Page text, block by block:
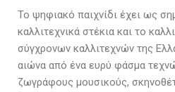
Το ψηφιακό παιχνίδι έχει ως
καλλιτεχνικά στέκια και το
σύγχρονων καλλιτεχνών της
αιώνα από ένα ευρύ φάσμα
ζωγράφους μουσικούς,